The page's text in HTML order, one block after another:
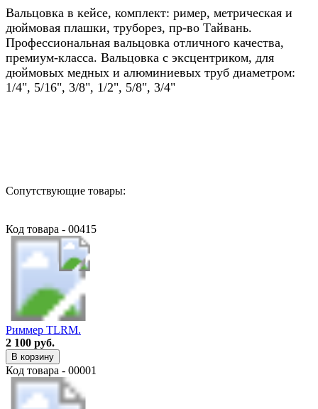
Вальцовка в кейсе, комплект: ример, метрическая и
дюймовая плашки, труборез, пр-во Тайвань.
Профессиональная вальцовка отличного качества,
премиум-класса. Вальцовка с эксцентриком, для
дюймовых медных и алюминиевых труб диаметром:
1/4", 5/16", 3/8", 1/2", 5/8", 3/4"
Сопутствующие товары:
Код товара - 00415
Риммер TLRM.
2 100 руб.
В корзину
Код товара - 00001